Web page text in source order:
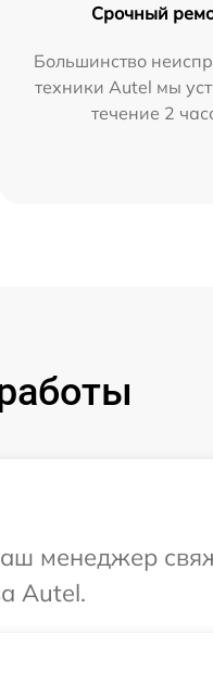
Срочный
Большинство
техники Autel мы
течение 2
менеджер
Autel.